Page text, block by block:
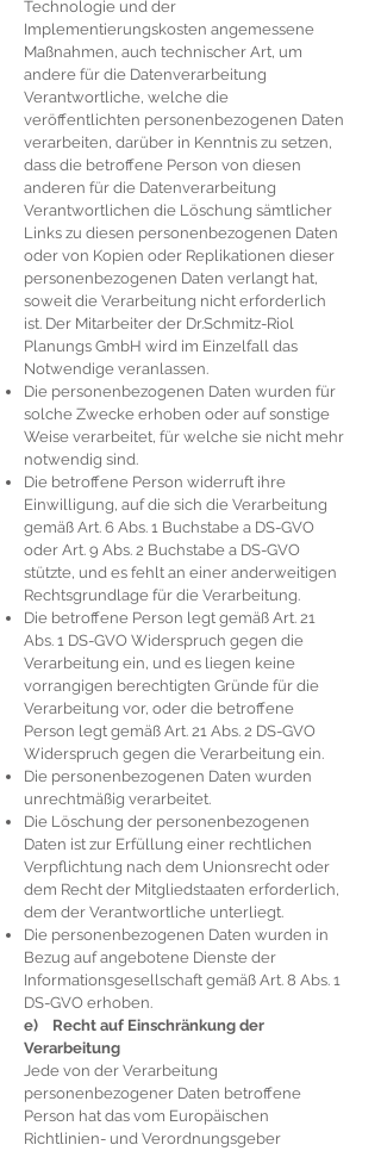
Technologie und der
Implementierungskosten angemessene
Maßnahmen, auch technischer Art, um
andere für die Datenverarbeitung
Verantwortliche, welche die
veröffentlichten personenbezogenen Daten
verarbeiten, darüber in Kenntnis zu setzen,
dass die betroffene Person von diesen
anderen für die Datenverarbeitung
Verantwortlichen die Löschung sämtlicher
Links zu diesen personenbezogenen Daten
oder von Kopien oder Replikationen dieser
personenbezogenen Daten verlangt hat,
soweit die Verarbeitung nicht erforderlich
ist. Der Mitarbeiter der Dr.Schmitz-Riol
Planungs GmbH wird im Einzelfall das
Notwendige veranlassen.
Die personenbezogenen Daten wurden für
solche Zwecke erhoben oder auf sonstige
Weise verarbeitet, für welche sie nicht mehr
notwendig sind.
Die betroffene Person widerruft ihre
Einwilligung, auf die sich die Verarbeitung
gemäß Art. 6 Abs. 1 Buchstabe a DS-GVO
oder Art. 9 Abs. 2 Buchstabe a DS-GVO
stützte, und es fehlt an einer anderweitigen
Rechtsgrundlage für die Verarbeitung.
Die betroffene Person legt gemäß Art. 21
Abs. 1 DS-GVO Widerspruch gegen die
Verarbeitung ein, und es liegen keine
vorrangigen berechtigten Gründe für die
Verarbeitung vor, oder die betroffene
Person legt gemäß Art. 21 Abs. 2 DS-GVO
Widerspruch gegen die Verarbeitung ein.
Die personenbezogenen Daten wurden
unrechtmäßig verarbeitet.
Die Löschung der personenbezogenen
Daten ist zur Erfüllung einer rechtlichen
Verpflichtung nach dem Unionsrecht oder
dem Recht der Mitgliedstaaten erforderlich,
dem der Verantwortliche unterliegt.
Die personenbezogenen Daten wurden in
Bezug auf angebotene Dienste der
Informationsgesellschaft gemäß Art. 8 Abs. 1
DS-GVO erhoben.
e) Recht auf Einschränkung der
Verarbeitung
Jede von der Verarbeitung
personenbezogener Daten betroffene
Person hat das vom Europäischen
Richtlinien- und Verordnungsgeber